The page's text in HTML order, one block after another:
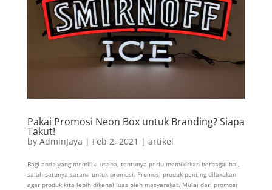
Pakai Promosi Neon Box untuk Branding? Siapa
Takut!
by AdminJaya | Feb 2, 2021 | artikel
Bagi anda yang memiliki usaha, tentunya perlu memikirkan berbagai hal,
salah satunya sarana untuk promosi. Promosi produk penting dilakukan
agar produk kita lebih dikenal luas oleh masyarakat. Mulai dari promosi